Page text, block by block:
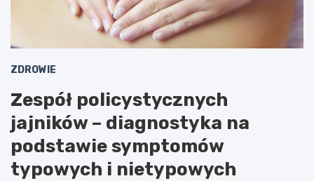
ZDROWIE
Zespół policystycznych
jajników – diagnostyka na
podstawie symptomów
typowych i nietypowych